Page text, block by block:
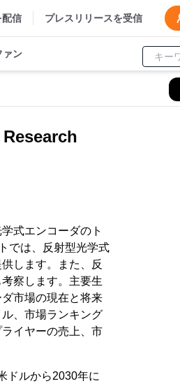
配信 プレスリリースを受信
ァン
式エンコーダのト
では、反射型光学式
します。また、反
察します。主要生
市場の現在と将来
、市場ランキング
イヤーの売上、市
ドルから2030年に